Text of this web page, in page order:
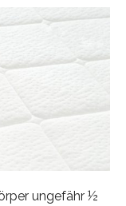
ungefähr ½